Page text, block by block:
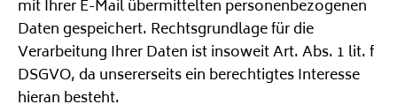
mit Ihrer E-Mail übermittelten personenbezogenen
Daten gespeichert. Rechtsgrundlage für die
Verarbeitung Ihrer Daten ist insoweit Art. Abs. 1 lit. f
DSGVO, da unsererseits ein berechtigtes Interesse
hieran besteht.